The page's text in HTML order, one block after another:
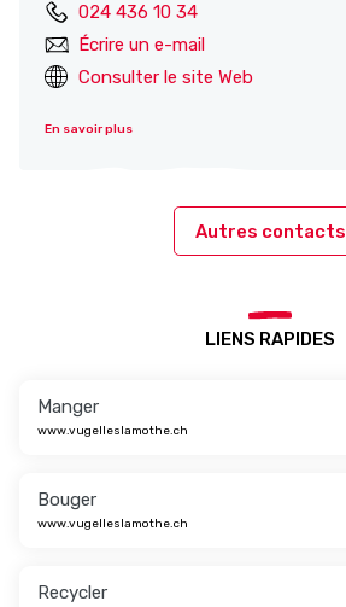
024 436 10 34
Écrire un e-mail
Consulter le site Web
En savoir plus
Autres contacts
LIENS RAPIDES
Manger
www.vugelleslamothe.ch
Bouger
www.vugelleslamothe.ch
Recycler